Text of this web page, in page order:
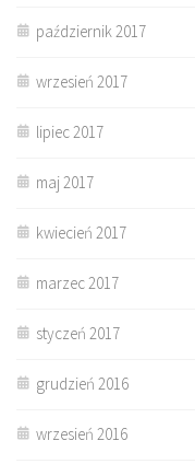
październik 2017
wrzesień 2017
lipiec 2017
maj 2017
kwiecień 2017
marzec 2017
styczeń 2017
grudzień 2016
wrzesień 2016